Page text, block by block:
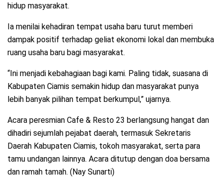
hidup masyarakat.
Ia menilai kehadiran tempat usaha baru turut memberi
dampak positif terhadap geliat ekonomi lokal dan membuka
ruang usaha baru bagi masyarakat.
“Ini menjadi kebahagiaan bagi kami. Paling tidak, suasana di
Kabupaten Ciamis semakin hidup dan masyarakat punya
lebih banyak pilihan tempat berkumpul,” ujarnya.
Acara peresmian Cafe & Resto 23 berlangsung hangat dan
dihadiri sejumlah pejabat daerah, termasuk Sekretaris
Daerah Kabupaten Ciamis, tokoh masyarakat, serta para
tamu undangan lainnya. Acara ditutup dengan doa bersama
dan ramah tamah. (Nay Sunarti)